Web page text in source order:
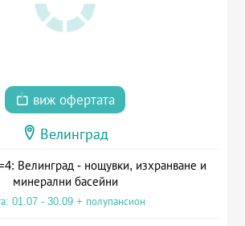
виж офертата
Велинград
Велинград - нощувки, изхранване и
минерални басейни
01.07 - 30.09 + полупансион